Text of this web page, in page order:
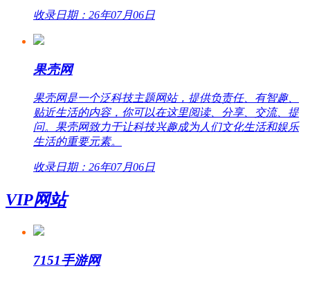
收录日期：26年07月06日
果壳网
果壳网是一个泛科技主题网站，提供负责任、有智趣、
贴近生活的内容，你可以在这里阅读、分享、交流、提
问。果壳网致力于让科技兴趣成为人们文化生活和娱乐
生活的重要元素。
收录日期：26年07月06日
VIP网站
7151手游网